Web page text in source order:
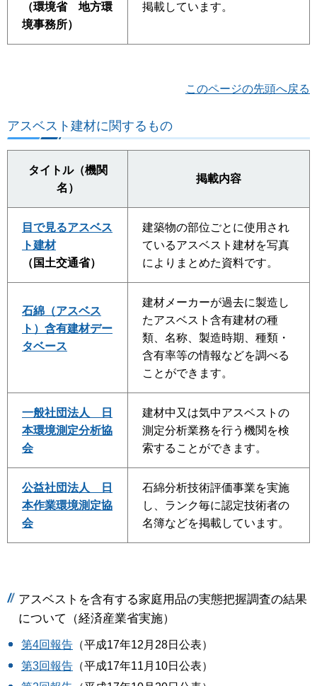
（環境省 地方環
境事務所）
掲載しています。
このページの先頭へ戻る
アスベスト建材に関するもの
タイトル（機関
名）
掲載内容
目で見るアスベス
ト建材
（国土交通省）
建築物の部位ごとに使用され
ているアスベスト建材を写真
によりまとめた資料です。
石綿（アスベス
ト）含有建材デー
タベース
建材メーカーが過去に製造し
たアスベスト含有建材の種
類、名称、製造時期、種類・
含有率等の情報などを調べる
ことができます。
一般社団法人 日
本環境測定分析協
会
建材中又は気中アスベストの
測定分析業務を行う機関を検
索することができます。
公益社団法人 日
本作業環境測定協
会
石綿分析技術評価事業を実施
し、ランク毎に認定技術者の
名簿などを掲載しています。
アスベストを含有する家庭用品の実態把握調査の結果
について（経済産業省実施）
第4回報告 （平成17年12月28日公表）
第3回報告 （平成17年11月10日公表）